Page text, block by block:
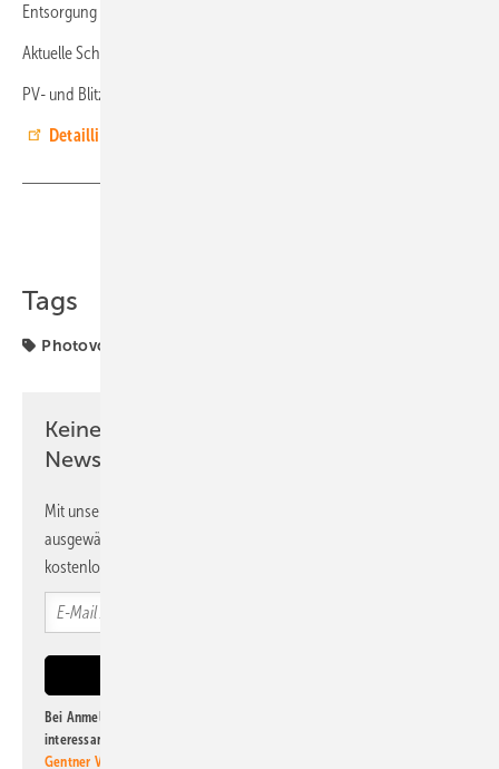
Entsorgung und Recycling von Solarmodulen
Aktuelle Schadenbeispiele, Auflagen des Sachversicherers
PV- und Blitzschutzanlagen, Neuerungen VDE 0185-305-3 (HS)
Detaillierte Informationen finden Sie hier.
Tags
Photovoltaikanlagen
Keine Zeit? Kein Problem mit dem PV
Newsletter!
Mit unserem Newsletter erhalten Sie regelmäßig von uns
ausgewählte Informationen und Neuigkeiten, gebündelt und
kostenlos direkt ins Postfach.
Bei Anmeldung zu diesem Newsletter bin ich damit einverstanden, über
interessante Verlags- und Online-Angebote
Gentner Verlag GmbH & Co. KG